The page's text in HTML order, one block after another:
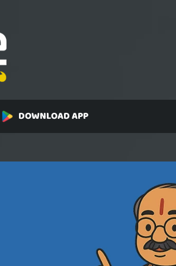
DOWNLOAD APP